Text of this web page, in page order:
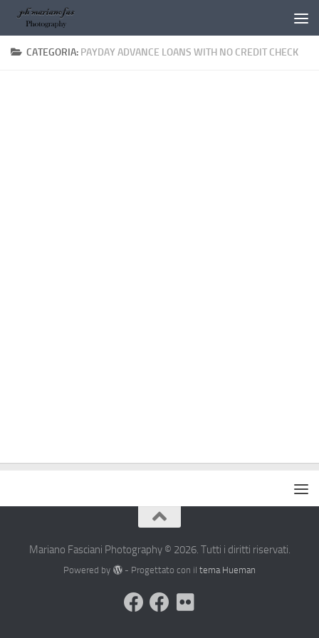
Salta al contenuto
CATEGORIA: PAYDAY ADVANCE LOANS WITH NO CREDIT CHECK
Mariano Fasciani Photography © 2026. Tutti i diritti riservati.
Powered by - Progettato con il tema Hueman